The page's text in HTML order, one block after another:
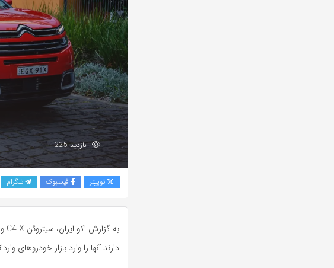
بازدید 225
توییتر فیسبوک تلگرام
دارند آنها را وارد بازار خودروهای